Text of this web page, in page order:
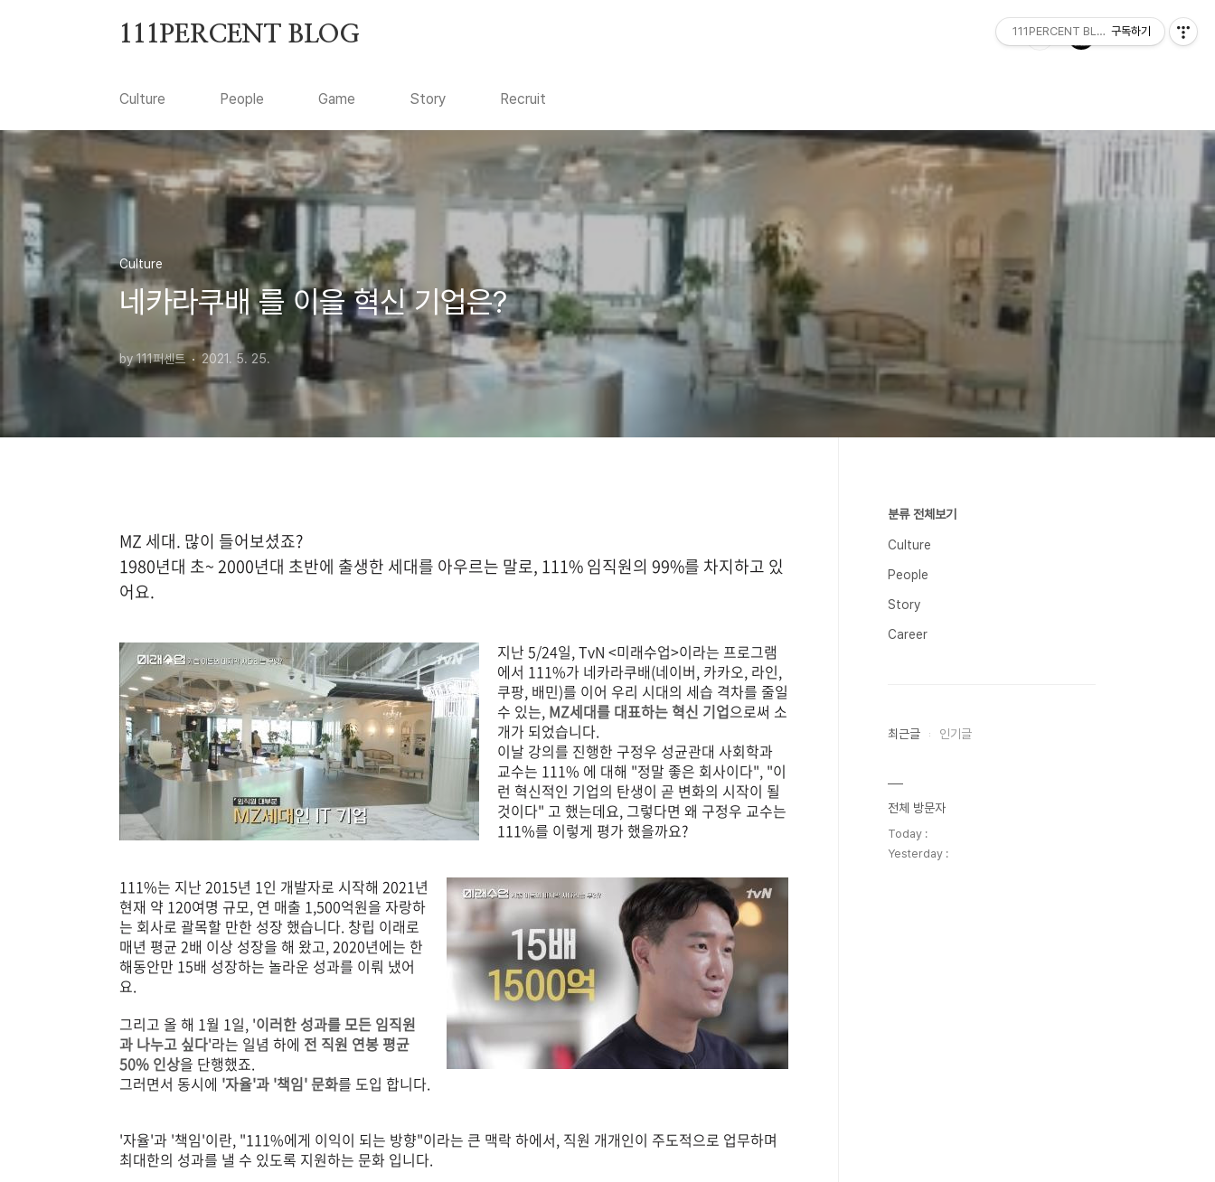
111PERCENT BLOG
Culture People Game Story Recruit
Culture
네카라쿠배 를 이을 혁신 기업은?
by 111퍼센트 2021. 5. 25.
MZ 세대. 많이 들어보셨죠?
1980년대 초~ 2000년대 초반에 출생한 세대를 아우르는 말로, 111% 임직원의 99%를 차지하고 있
어요.
지난 5/24일, TvN <미래수업>이라는 프로그램
에서 111%가 네카라쿠배(네이버, 카카오, 라인,
쿠팡, 배민)를 이어 우리 시대의 세습 격차를 줄일
수 있는, MZ세대를 대표하는 혁신 기업으로써 소
개가 되었습니다.
이날 강의를 진행한 구정우 성균관대 사회학과
교수는 111% 에 대해 "정말 좋은 회사이다", "이
런 혁신적인 기업의 탄생이 곧 변화의 시작이 될
것이다" 고 했는데요, 그렇다면 왜 구정우 교수는
111%를 이렇게 평가 했을까요?
111%는 지난 2015년 1인 개발자로 시작해 2021년
현재 약 120여명 규모, 연 매출 1,500억원을 자랑하
는 회사로 괄목할 만한 성장 했습니다. 창립 이래로
매년 평균 2배 이상 성장을 해 왔고, 2020년에는 한
해동안만 15배 성장하는 놀라운 성과를 이뤄 냈어
요.
그리고 올 해 1월 1일, '이러한 성과를 모든 임직원
과 나누고 싶다'라는 일념 하에 전 직원 연봉 평균
50% 인상을 단행했죠.
그러면서 동시에 '자율'과 '책임' 문화를 도입 합니다.
'자율'과 '책임'이란, "111%에게 이익이 되는 방향"이라는 큰 맥락 하에서, 직원 개개인이 주도적으로 업무하며
최대한의 성과를 낼 수 있도록 지원하는 문화 입니다.
분류 전체보기
Culture
People
Story
Career
최근글 인기글
전체 방문자
Today :
Yesterday :
111PERCENT BLOG구독하기